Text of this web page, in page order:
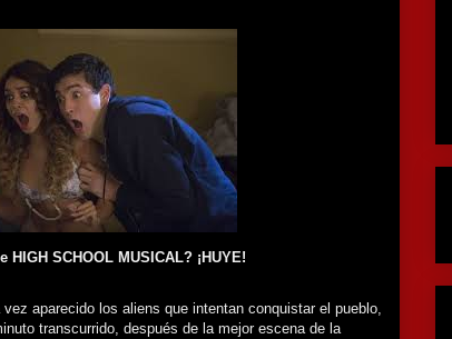
HIGH SCHOOL MUSICAL? ¡HUYE!
aparecido los aliens que intentan conquistar el pueblo,
transcurrido, después de la mejor escena de la